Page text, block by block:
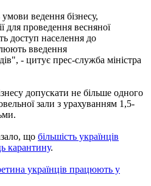
ведення бізнесу,
для проведення весняної
доступ населення до
введення
- цитує прес-служба міністра
допускати не більше одного
зали з урахуванням 1,5-
що більшість українців
карантину.
українців працюють у